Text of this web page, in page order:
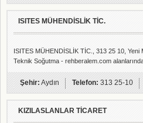
ISITES MÜHENDİSLİK TİC.
ISITES MÜHENDİSLİK TİC., 313 25 10, Yeni
Teknik Soğutma - rehberalem.com
Şehir:Aydın Telefon:313 25-10
KIZILASLANLAR TİCARET